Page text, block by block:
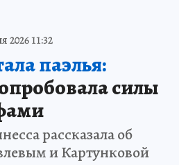
2026 11:32
паэлья:
силы
рассказала об
и Картунковой